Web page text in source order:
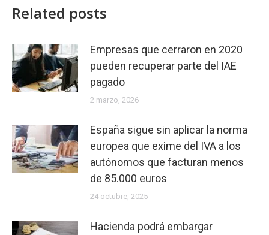
obligado
presentar
el
modelo
232?
gestores.net
Publisher
Name
GAM
Related posts
Empresas que cerraron en 2020
pueden recuperar parte del IAE
pagado
2 marzo, 2026
España sigue sin aplicar la norma
europea que exime del IVA a los
autónomos que facturan menos
de 85.000 euros
24 octubre, 2025
Hacienda podrá embargar